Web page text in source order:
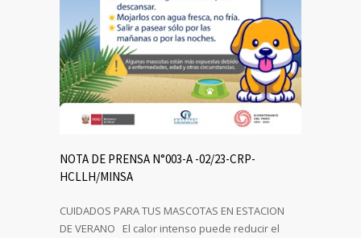
NOTA DE PRENSA N°003-A -02/23-CRP-
HCLLH/MINSA
CUIDADOS PARA TUS MASCOTAS EN ESTACION
DE VERANO El calor intenso puede reducir el